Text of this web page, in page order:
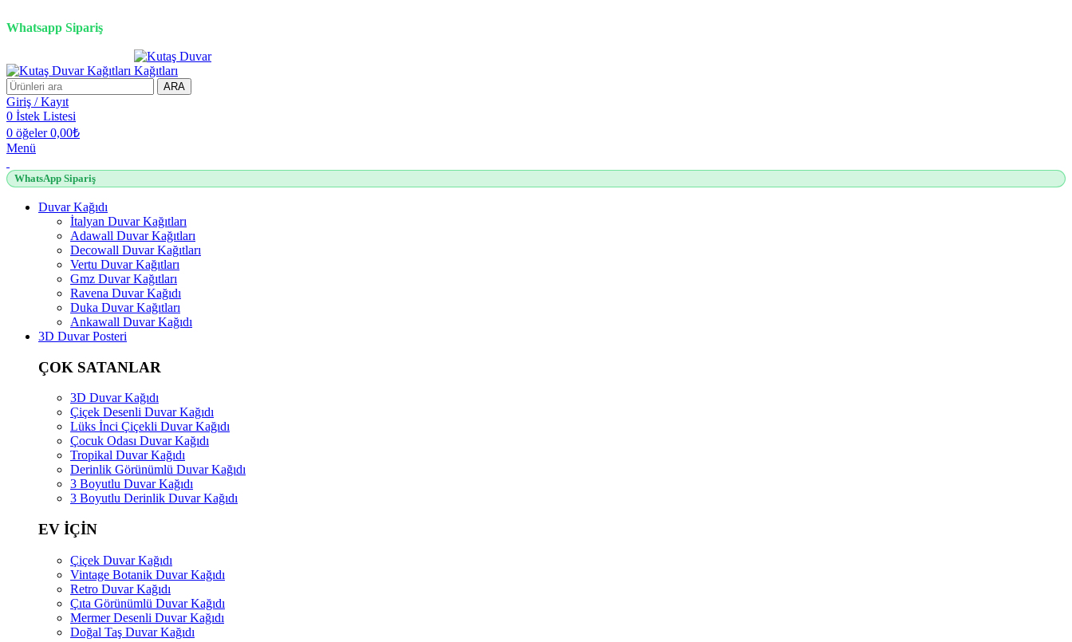
Whatsapp Sipariş
ARA
Giriş / Kayıt
0 İstek Listesi
0 öğeler 0,00₺
Menü
WhatsApp Sipariş
Duvar Kağıdı
İtalyan Duvar Kağıtları
Adawall Duvar Kağıtları
Decowall Duvar Kağıtları
Vertu Duvar Kağıtları
Gmz Duvar Kağıtları
Ravena Duvar Kağıdı
Duka Duvar Kağıtları
Ankawall Duvar Kağıdı
3D Duvar Posteri
ÇOK SATANLAR
3D Duvar Kağıdı
Çiçek Desenli Duvar Kağıdı
Lüks İnci Çiçekli Duvar Kağıdı
Çocuk Odası Duvar Kağıdı
Tropikal Duvar Kağıdı
Derinlik Görünümlü Duvar Kağıdı
3 Boyutlu Duvar Kağıdı
3 Boyutlu Derinlik Duvar Kağıdı
EV İÇİN
Çiçek Duvar Kağıdı
Vintage Botanik Duvar Kağıdı
Retro Duvar Kağıdı
Çıta Görünümlü Duvar Kağıdı
Mermer Desenli Duvar Kağıdı
Doğal Taş Duvar Kağıdı